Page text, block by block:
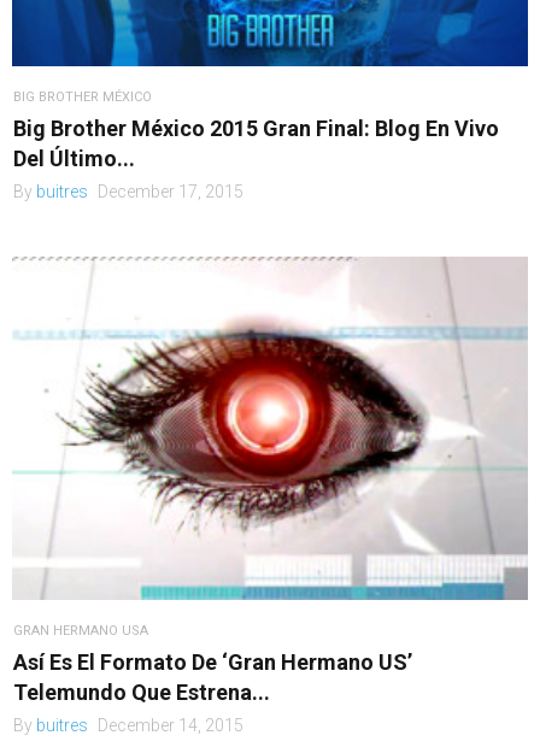
BIG BROTHER MÉXICO
Big Brother México 2015 Gran Final: Blog En Vivo
Del Último...
By buitres December 17, 2015
GRAN HERMANO USA
Así Es El Formato De ‘Gran Hermano US’
Telemundo Que Estrena...
By buitres December 14, 2015